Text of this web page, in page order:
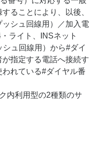
ることにより、以後、
シュ回線用）／加入電
ライト、INSネット
ュ回線用）から#ダイ
指定する電話へ接続す
れている#ダイヤル番
内利用型の2種類のサ